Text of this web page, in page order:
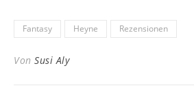
Fantasy Heyne Rezensionen
Von Susi Aly